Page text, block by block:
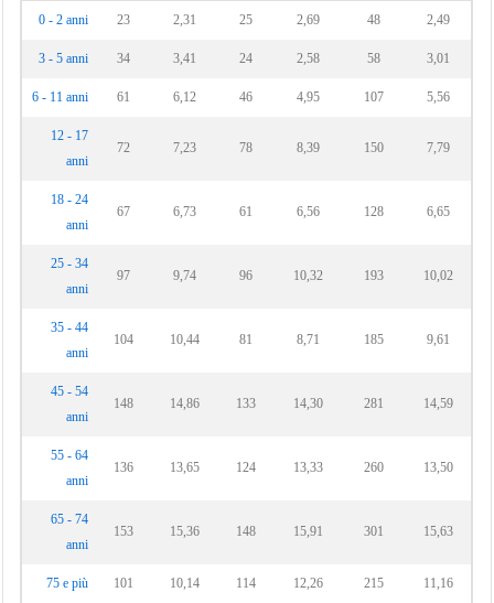
0 - 2 anni 23 2,31 25 2,69 48 2,49
3 - 5 anni 34 3,41 24 2,58 58 3,01
6 - 11 anni 61 6,12 46 4,95 107 5,56
12 - 17
anni
72 7,23 78 8,39 150 7,79
18 - 24
anni
67 6,73 61 6,56 128 6,65
25 - 34
anni
97 9,74 96 10,32 193 10,02
35 - 44
anni
104 10,44 81 8,71 185 9,61
45 - 54
anni
148 14,86 133 14,30 281 14,59
55 - 64
anni
136 13,65 124 13,33 260 13,50
65 - 74
anni
153 15,36 148 15,91 301 15,63
75 e più 101 10,14 114 12,26 215 11,16